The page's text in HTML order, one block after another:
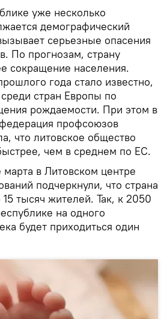
уже несколько
демографический
серьезные опасения
По прогнозам, страну
сокращение населения.
года стало известно,
стран Европы по
рождаемости. При этом в
профсоюзов
что литовское общество
чем в среднем по ЕС.
в Литовском центре
подчеркнули, что страна
тысяч жителей. Так, к 2050
на одного
будет приходиться один